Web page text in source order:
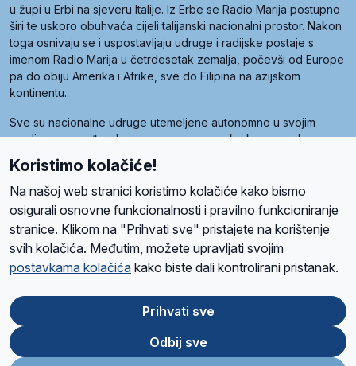
u župi u Erbi na sjeveru Italije. Iz Erbe se Radio Marija postupno
širi te uskoro obuhvaća cijeli talijanski nacionalni prostor. Nakon
toga osnivaju se i uspostavljaju udruge i radijske postaje s
imenom Radio Marija u četrdesetak zemalja, počevši od Europe
pa do obiju Amerika i Afrike, sve do Filipina na azijskom
kontinentu.
Sve su nacionalne udruge utemeljene autonomno u svojim
zemljama, a međusobna su povezane preko krovne udruge
pod nazivom Svjetska obitelj Radio Marije (World Family of
Radio Maria). Svjetsku obitelj utemeljilo je sedam članica, među
kojima je i hrvatska Udruga Radio Marija.
O namaRadio ProgramVolonteriPrijateljiKontaktPravila privatnosti
Ova stranica je zaštićena Google reCAPTCHA sustavom
Store
Google
Play
Koristimo kolačiće!
Na našoj web stranici koristimo kolačiće kako bismo
osigurali osnovne funkcionalnosti i pravilno funkcioniranje
stranice. Klikom na "Prihvati sve" pristajete na korištenje
svih kolačića. Međutim, možete upravljati svojim
postavkama kolačića kako biste dali kontrolirani pristanak.
Prihvati sve
Odbij sve